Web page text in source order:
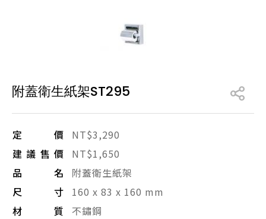
販賣中商品 已下架商品
搜尋產品
附蓋衛生紙架ST295
定價
NT$3,290
建議售價
NT$1,650
品名
附蓋衛生紙架
尺寸
160 x 83 x 160 mm
材質
不鏽鋼